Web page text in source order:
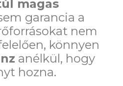
magas
garancia a
nem
könnyen
anélkül, hogy
hozna.